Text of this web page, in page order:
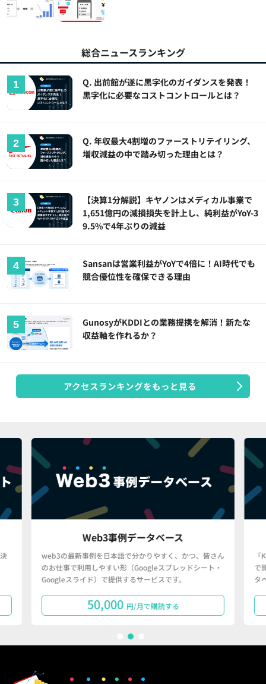
総合ニュースランキング
Q. 出前館が遂に黒字化のガイダンスを発表！
黒字化に必要なコストコントロールとは？
Q. 年収最大4割増のファーストリテイリング、
増収減益の中で踏み切った理由とは？
【決算1分解説】キヤノンはメディカル事業で
1,651億円の減損損失を計上し、純利益がYoY-3
9.5%で4年ぶりの減益
Sansanは営業利益がYoYで4倍に！AI時代でも
競合優位性を確保できる理由
GunosyがKDDIとの業務提携を解消！新たな
収益軸を作れるか？
アクセスランキングをもっと見る
Web3事例データベース
web3の最新事例を日本語で分かりやすく、かつ、皆さん
のお仕事で利用しやすい形（Googleスプレッドシート・
Googleスライド）で提供するサービスです。
50,000 円/月で購読する
で
タ